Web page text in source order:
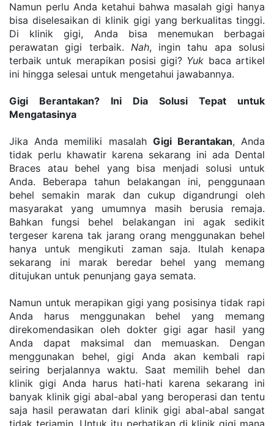
Namun perlu Anda ketahui bahwa masalah gigi hanya
bisa diselesaikan di klinik gigi yang berkualitas tinggi.
Di klinik gigi, Anda bisa menemukan berbagai
perawatan gigi terbaik. Nah, ingin tahu apa solusi
terbaik untuk merapikan posisi gigi? Yuk baca artikel
ini hingga selesai untuk mengetahui jawabannya.
Gigi Berantakan? Ini Dia Solusi Tepat untuk
Mengatasinya
Jika Anda memiliki masalah Gigi Berantakan, Anda
tidak perlu khawatir karena sekarang ini ada Dental
Braces atau behel yang bisa menjadi solusi untuk
Anda. Beberapa tahun belakangan ini, penggunaan
behel semakin marak dan cukup digandrungi oleh
masyarakat yang umumnya masih berusia remaja.
Bahkan fungsi behel belakangan ini agak sedikit
tergeser karena tak jarang orang menggunakan behel
hanya untuk mengikuti zaman saja. Itulah kenapa
sekarang ini marak beredar behel yang memang
ditujukan untuk penunjang gaya semata.
Namun untuk merapikan gigi yang posisinya tidak rapi
Anda harus menggunakan behel yang memang
direkomendasikan oleh dokter gigi agar hasil yang
Anda dapat maksimal dan memuaskan. Dengan
menggunakan behel, gigi Anda akan kembali rapi
seiring berjalannya waktu. Saat memilih behel dan
klinik gigi Anda harus hati-hati karena sekarang ini
banyak klinik gigi abal-abal yang beroperasi dan tentu
saja hasil perawatan dari klinik gigi abal-abal sangat
tidak terjamin. Untuk itu perhatikan di klinik gigi mana